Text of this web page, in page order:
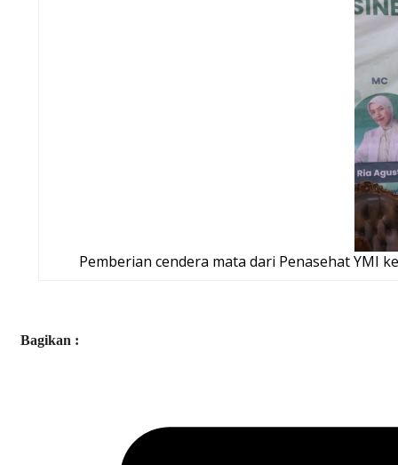
Pemberian cendera mata dari Penasehat YMI
Bagikan :